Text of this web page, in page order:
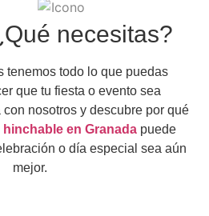
necesitas?
tenemos todo lo que puedas
que tu fiesta o evento sea
nosotros y descubre por qué
en Granada puede
o día especial sea aún
mejor.